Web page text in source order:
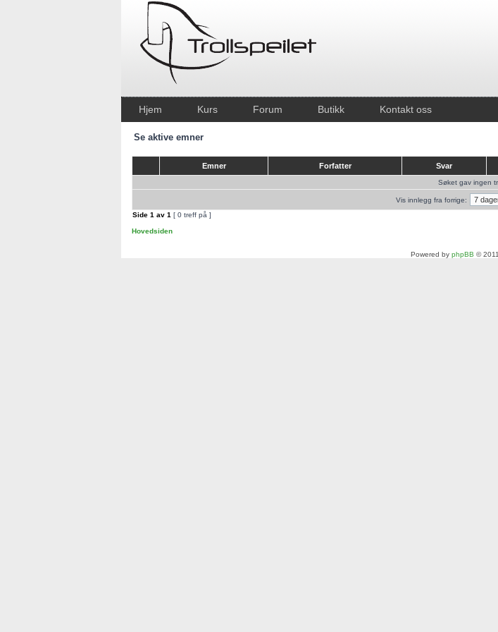
Hjem Kurs Forum Butikk Kontakt oss
Se aktive emner
Emner Forfatter Svar
Søket gav ingen
Vis innlegg fra forrige:
Side 1 av 1 [ 0 treff på ]
Hovedsiden
Powered by phpBB ©